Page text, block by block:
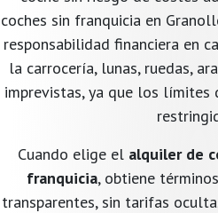
coches sin franquicia en
responsabilidad financiera en
la carrocería, lunas, ruedas,
imprevistas, ya que los límites
Cuando elige el alquiler de
franquicia, obtiene
transparentes, sin tarifas